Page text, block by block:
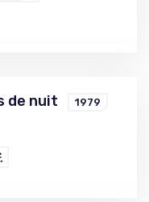
de nuit 1979